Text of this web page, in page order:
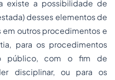
existe a possibilidade de
desses elementos de
em outros procedimentos e
, para os procedimentos
público, com o fim de
disciplinar, ou para os